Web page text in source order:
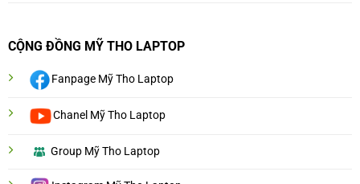
CỘNG ĐỒNG MỸ THO LAPTOP
Fanpage Mỹ Tho Laptop
Chanel Mỹ Tho Laptop
Group Mỹ Tho Laptop